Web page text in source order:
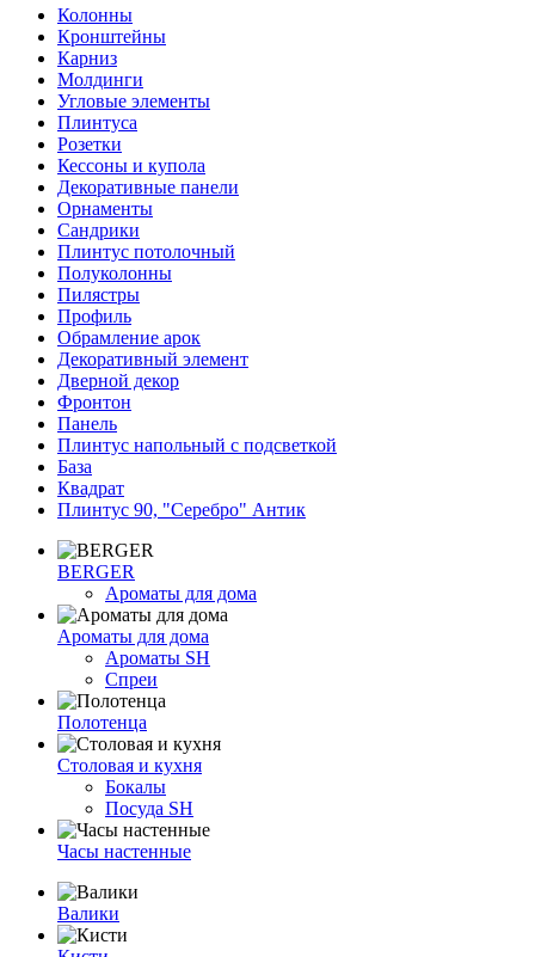
Колонны
Кронштейны
Карниз
Молдинги
Угловые элементы
Плинтуса
Розетки
Кессоны и купола
Декоративные панели
Орнаменты
Сандрики
Плинтус потолочный
Полуколонны
Пилястры
Профиль
Обрамление арок
Декоративный элемент
Дверной декор
Фронтон
Панель
Плинтус напольный с подсветкой
База
Квадрат
Плинтус 90, "Серебро" Антик
BERGER
Ароматы для дома
Ароматы для дома
Ароматы SH
Спреи
Полотенца
Столовая и кухня
Бокалы
Посуда SH
Часы настенные
Валики